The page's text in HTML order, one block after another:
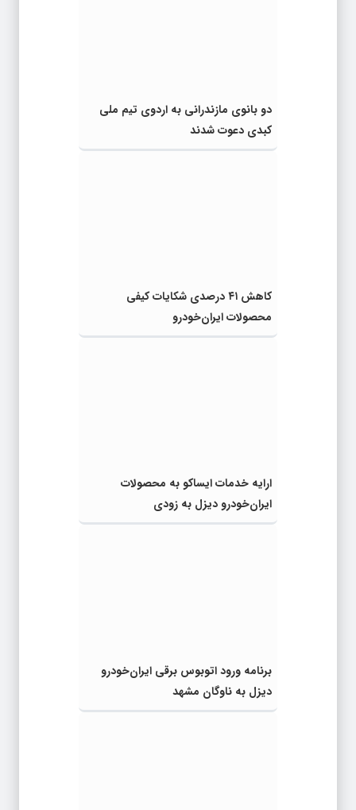
دو بانوی مازندرانی به اردوی تیم ملی
کبدی دعوت شدند
کاهش ۴۱ درصدی شکایات کیفی
محصولات ایران‌خودرو
ارایه خدمات ایساکو به محصولات
ایران‌خودرو دیزل به زودی
برنامه ورود اتوبوس برقی ایران‌خودرو
دیزل به ناوگان مشهد